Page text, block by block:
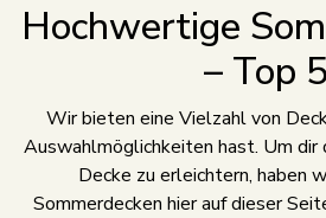
Hochwertige
– Top 5
Wir bieten eine Vielzahl von
Auswahlmöglichkeiten hast. Um dir
Decke zu erleichtern, haben
Sommerdecken hier auf dieser